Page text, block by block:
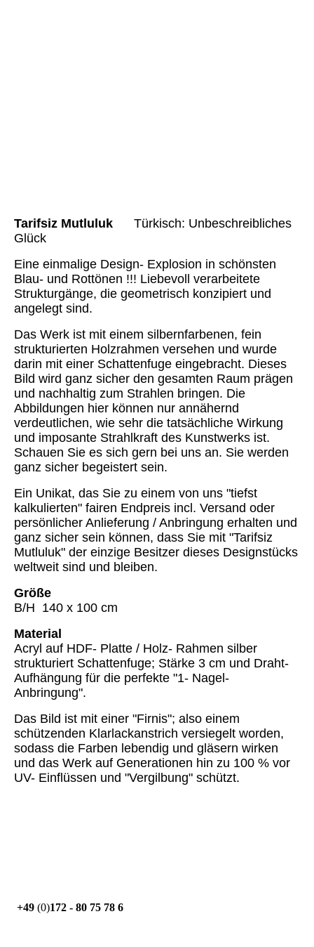
Tarifsiz Mutluluk
Türkisch: Unbeschreibliches
Glück
Eine einmalige Design- Explosion in schönsten
Blau- und Rottönen !!! Liebevoll verarbeitete
Strukturgänge, die geometrisch konzipiert und
angelegt sind.
Das Werk ist mit einem silbernfarbenen, fein
strukturierten Holzrahmen versehen und wurde
darin mit einer Schattenfuge eingebracht. Dieses
Bild wird ganz sicher den gesamten Raum prägen
und nachhaltig zum Strahlen bringen. Die
Abbildungen hier können nur annähernd
verdeutlichen, wie sehr die tatsächliche Wirkung
und imposante Strahlkraft des Kunstwerks ist.
Schauen Sie es sich gern bei uns an. Sie werden
ganz sicher begeistert sein.
Ein Unikat, das Sie zu einem von uns "tiefst
kalkulierten" fairen Endpreis incl. Versand oder
persönlicher Anlieferung / Anbringung erhalten und
ganz sicher sein können, dass Sie mit "Tarifsiz
Mutluluk" der einzige Besitzer dieses Designstücks
weltweit sind und bleiben.
Größe
B/H 140 x 100 cm
Material
Acryl auf HDF- Platte / Holz- Rahmen silber
strukturiert Schattenfuge; Stärke 3 cm und Draht-
Aufhängung für die perfekte "1- Nagel-
Anbringung".
Das Bild ist mit einer "Firnis"; also einem
schützenden Klarlackanstrich versiegelt worden,
sodass die Farben lebendig und gläsern wirken
und das Werk auf Generationen hin zu 100 % vor
UV- Einflüssen und "Vergilbung" schützt.
+49 (0)172 - 80 75 78 6